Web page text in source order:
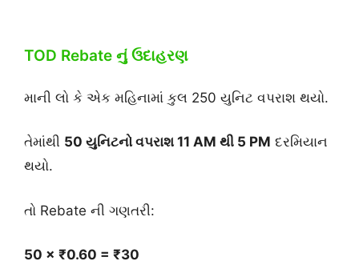
TOD Rebate નું ઉદાહરણ
માની લો કે એક મહિનામાં કુલ 250 યુનિટ વપરાશ થયો.
તેમાંથી 50 યુનિટનો વપરાશ 11 AM થી 5 PM દરમિયાન
થયો.
તો Rebate ની ગણતરી:
50 × ₹0.60 = ₹30